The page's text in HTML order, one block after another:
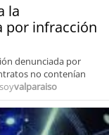
la
por infracción
denunciada por
no contenían
soyvalparaiso